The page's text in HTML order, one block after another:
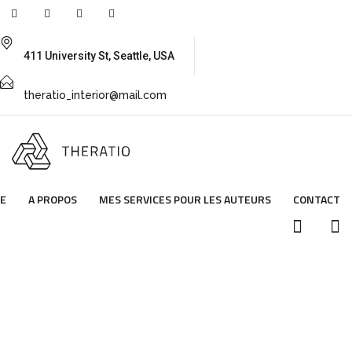
411 University St, Seattle, USA
theratio_interior@mail.com
A PROPOS MES SERVICES POUR LES AUTEURS CONTACT